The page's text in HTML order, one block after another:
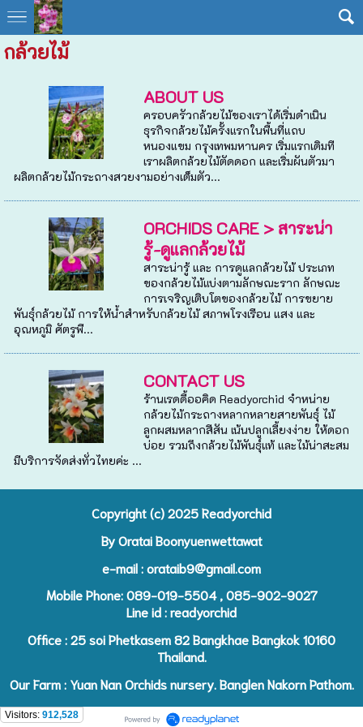
กล้วยไม้
ABOUT US
ครอบครัวกล้วยไม้ของเราได้เริ่มดำเนิน
ธุรกิจกล้วยไม้ครั้งแรกในพื้นที่แถบ
หนองแขม กรุงเทพมหานคร เริ่มแรกเดิมที
เราผลิตกล้วยไม้ตัดดอก และเริ่มผันตัวมา
ผลิตกล้วยไม้กระถางสวยงามอย่างเต็มตัว...
ORCHIDS CARE > สาระน่า
รู้-ดูแลกล้วยไม้
สาระน่ารู้ และ การดูแลกล้วยไม้ ประเภท
ของกล้วยไม้แบ่งตามลักษณะราก ลักษณะ
การเจริญเติบโตของกล้วยไม้ การขยาย
พันธุ์กล้วยไม้ การให้น้ำสำหรับกล้วยไม้ สภาพโรงเรือน แสง และ
อุณหภูมิ ศัตรูพื...
CONTACT US
ร้านเรดดี้ออคิด Readyorchid จำหน่าย
กล้วยไม้กระถางหลากหลายสายพันธุ์ ไม้
ลูกผสมหลากสีสัน เน้นปลูกเลี้ยงง่าย ให้ดอก
บ่อย รวมถึงกล้วยไม้พันธุ์แท้ และไม้น่าสะสม
มีบริการจัดส่งทั่วไทยค่ะ ...
Copyright (c) 2025 Readyorchid
By Oratai Boonyuenwettawat
e-mail :orataib9@gmail.com
Mobile Phone: 089-019-5504 , 085-902-9027
Line id : readyorchid
Office : 25 soi Phetkasem 82 Bangkhae Bangkok 10160
Thailand.
Our Farm : Yuan Nan Orchids nursery. Banglen Nakorn Pathom.
Visitors: 912,528